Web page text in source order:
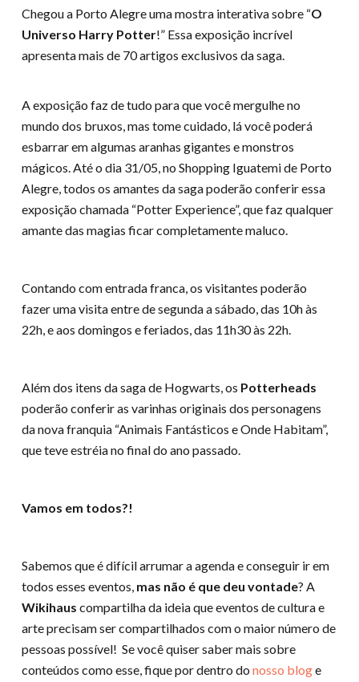
Chegou a Porto Alegre uma mostra interativa sobre “O
Universo Harry Potter!” Essa exposição incrível
apresenta mais de 70 artigos exclusivos da saga.
A exposição faz de tudo para que você mergulhe no
mundo dos bruxos, mas tome cuidado, lá você poderá
esbarrar em algumas aranhas gigantes e monstros
mágicos. Até o dia 31/05, no Shopping Iguatemi de Porto
Alegre, todos os amantes da saga poderão conferir essa
exposição chamada “Potter Experience”, que faz qualquer
amante das magias ficar completamente maluco.
Contando com entrada franca, os visitantes poderão
fazer uma visita entre de segunda a sábado, das 10h às
22h, e aos domingos e feriados, das 11h30 às 22h.
Além dos itens da saga de Hogwarts, os Potterheads
poderão conferir as varinhas originais dos personagens
da nova franquia “Animais Fantásticos e Onde Habitam”,
que teve estréia no final do ano passado.
Vamos em todos?!
Sabemos que é difícil arrumar a agenda e conseguir ir em
todos esses eventos, mas não é que deu vontade? A
Wikihaus compartilha da ideia que eventos de cultura e
arte precisam ser compartilhados com o maior número de
pessoas possível! Se você quiser saber mais sobre
conteúdos como esse, fique por dentro donosso bloge